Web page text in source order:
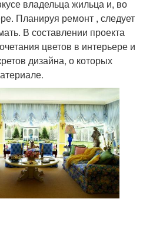
владельца жильца и, во
Планируя ремонт , следует
В составлении проекта
цветов в интерьере и
дизайна, о которых